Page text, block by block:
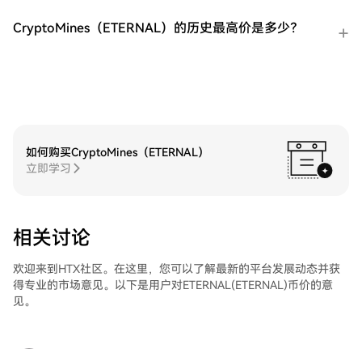
控。HTX为初学者和经验丰富的交易者提供
了友好的用户体验。
CryptoMines（ETERNAL）的历史最高价是多少？
如何购买CryptoMines（ETERNAL）
立即学习
相关讨论
欢迎来到HTX社区。在这里，您可以了解最新的平台发展动态并获
得专业的市场意见。以下是用户对ETERNAL(ETERNAL)币价的意
见。